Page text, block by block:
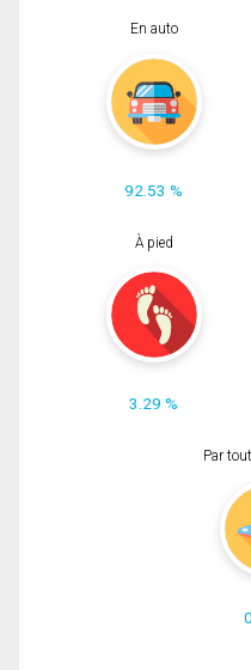
En auto
92.53 %
À pied
3.29 %
Par